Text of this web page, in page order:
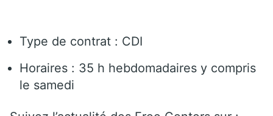
Type de contrat : CDI
Horaires : 35 h hebdomadaires y compris
le samedi